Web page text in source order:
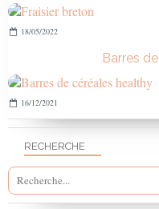
RECHERCHE
18/05/2022
Barres
16/12/2021